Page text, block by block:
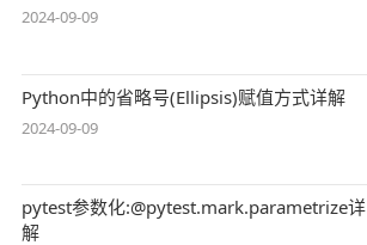
2024-09-09
Python中的省略号(Ellipsis)赋值方式详解
2024-09-09
pytest参数化:@pytest.mark.parametrize详
解